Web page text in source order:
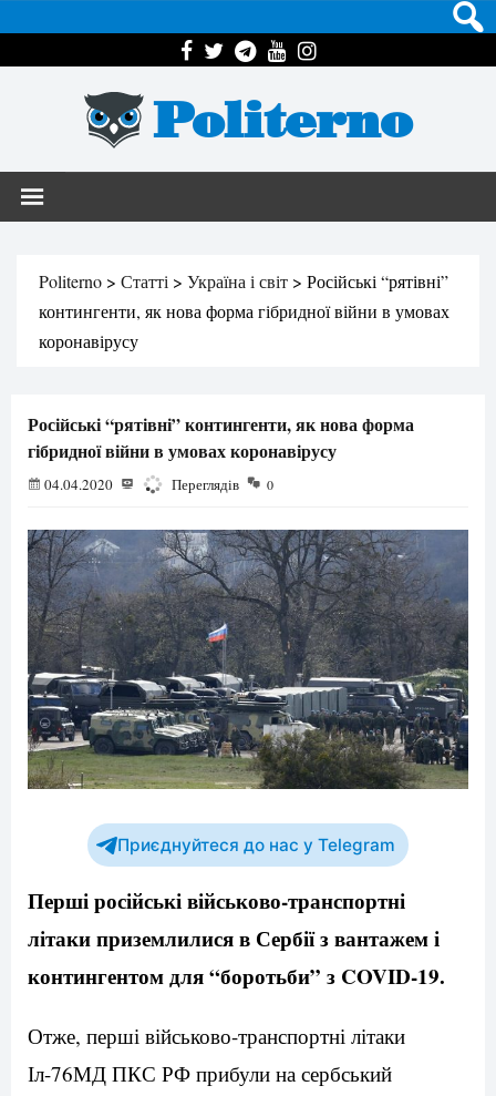
Politerno
Politerno > Статті > Україна і світ > Російські “рятівні”
контингенти, як нова форма гібридної війни в умовах
коронавірусу
Російські “рятівні” контингенти, як нова форма
гібридної війни в умовах коронавірусу
04.04.2020 2670 Переглядів 0
Приєднуйтеся до нас у Telegram
Перші російські військово-транспортні
літаки приземлилися в Сербії з вантажем і
контингентом для “боротьби” з COVID-19.
Отже, перші військово-транспортні літаки
Іл-76МД ПКС РФ прибули на сербський